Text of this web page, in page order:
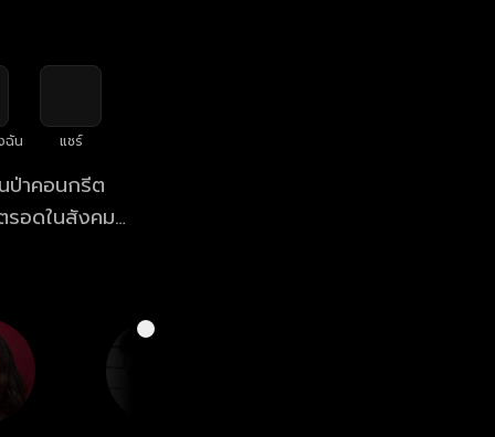
ฉัน แชร์
ป่าคอนกรีต
รอดในสังคมนี้